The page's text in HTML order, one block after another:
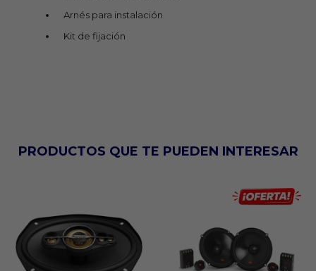
Arnés para instalación
Kit de fijación
PRODUCTOS QUE TE PUEDEN INTERESAR